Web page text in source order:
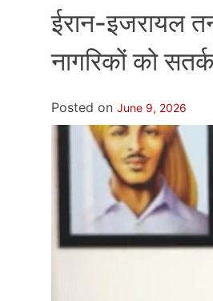
ईरान-इजरायल
नागरिकों को
Posted on June 9, 2026